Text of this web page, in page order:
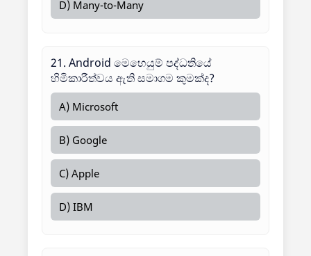
D) Many-to-Many
21. Android මෙහෙයුම් පද්ධතියේ
හිමිකාරීත්වය ඇති සමාගම කුමක්ද?
A) Microsoft
B) Google
C) Apple
D) IBM